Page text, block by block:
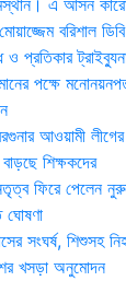
এ আসন কারো
বরিশাল
প্রতিকার
পক্ষে
আওয়ামী
শিক্ষকদের
ফিরে পেলেন
ঘোষণা
সংঘর্ষ, শিশুসহ
খসড়া অনুমোদন